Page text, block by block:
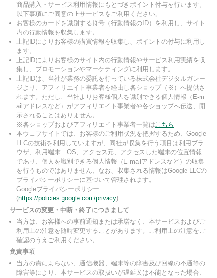
商品購入・サービス利用情報にもとづきポイント付与を行います。
以下事項にご同意の上サービスをご利用ください。
お客様のカードを識別する符号（行動情報のID）を利用し、サイト
内の行動情報を収集します。
上記IDによりお客様の購買情報を収集し、ポイントの付与に利用し
ます。
上記IDによりお客様のサイト内の行動情報やサービス利用実績を収
集し、プロモーションやマーケティングに利用します。
上記IDは、当社が業務の委託を行っている株式会社デジタルガレー
ジより、アフィリエイト事業者を経由し各ショップ（※）へ提供さ
れます。ただし、当社よりお客様個人を識別できる個人情報（E-m
ailアドレスなど）がアフィリエイト事業者や各ショップへ伝送、開
示されることはありません。
※各ショップおよびアフィリエイト事業者一覧はこちら
本ウェブサイトでは、お客様のご利用状況を把握するため、Google
LLCの技術を利用していますが、同社が収集を行う項目は利用ブラ
ウザ、利用端末、OS、アクセス元、アクセスした端末の位置情報
であり、個人を識別できる個人情報（E-mailアドレスなど）の収集
を行うものではありません。なお、収集される情報はGoogle LLCの
プライバシーポリシーに基づいて管理されます。
Googleプライバシーポリシー
(https://policies.google.com/privacy)
サービスの変更・中断・終了につきまして
当方は、お客様への事前通知または承諾なく、本サービスおよびご
利用上の注意を随時変更することがあります。ご利用上の注意をご
確認のうえご利用ください。
免責事項
当方の責によらない、通信機器、端末等の障害及び回線の不通等の
障害等により、本サービスの取扱いが遅延又は不能となった場合、